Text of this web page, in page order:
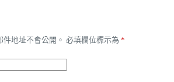
地址不會公開。 必填欄位標示為 *